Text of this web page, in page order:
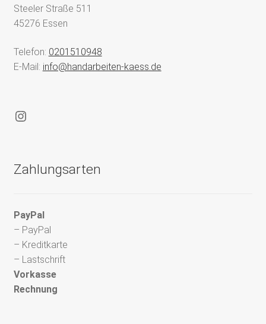
Steeler Straße 511
45276 Essen
Telefon: 0201510948
E-Mail: info@handarbeiten-kaess.de
Instagram
Zahlungsarten
PayPal
– PayPal
– Kreditkarte
– Lastschrift
Vorkasse
Rechnung